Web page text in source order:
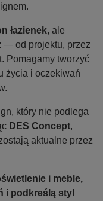
łazienek, ale
— od projektu, przez
Pomagamy tworzyć
życia i oczekiwań
który nie podlega
DES Concept,
aktualne przez
i meble,
i podkreślą styl